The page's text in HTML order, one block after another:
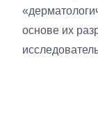
основе их